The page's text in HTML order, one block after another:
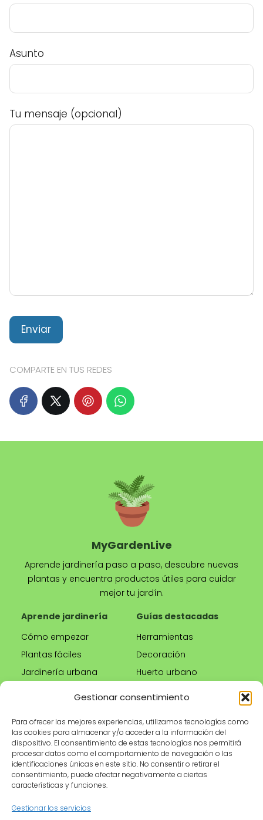
Gestionar consentimiento
Para ofrecer las mejores experiencias, utilizamos tecnologías como
las cookies para almacenar y/o acceder a la información del
dispositivo. El consentimiento de estas tecnologías nos permitirá
procesar datos como el comportamiento de navegación o las
identificaciones únicas en este sitio. No consentir o retirar el
consentimiento, puede afectar negativamente a ciertas
características y funciones.
Gestionar los servicios
Asunto
Tu mensaje (opcional)
COMPARTE EN TUS REDES
MyGardenLive
Aprende jardinería paso a paso, descubre nuevas
plantas y encuentra productos útiles para cuidar
mejor tu jardín.
Aprende jardinería
Cómo empezar
Plantas fáciles
Jardinería urbana
Guías destacadas
Herramientas
Decoración
Huerto urbano
Tienda
Productos
recomendados
Herramientas de
Información legal
Aviso legal
Política de privacidad